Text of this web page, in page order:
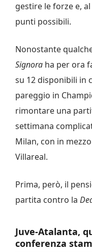
gestire le forze e,
punti possibili.
Nonostante
Signora ha per ora
su 12 disponibili in
pareggio in
rimontare una
settimana
Milan, con in
Villareal.
Prima, però, il
partita contro la
Juve-Atalanta,
conferenza